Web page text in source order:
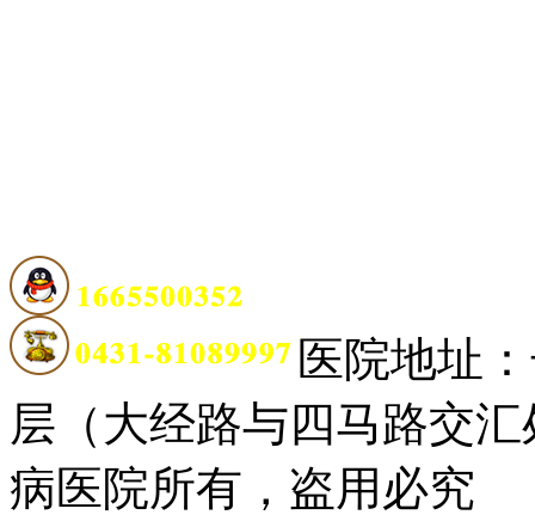
医院地址
层（大经路与四马路交汇
病医院所有，盗用必究